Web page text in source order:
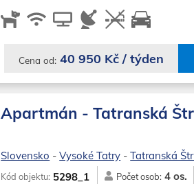
Cena od: 40 950 Kč / týden
Apartmán - Tatranská
Slovensko -Vysoké Tatry -Tatranská
Kód objektu: 5298_1 Počet osob: 4 os.